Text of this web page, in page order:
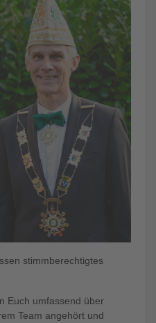
stimmberechtigtes
Euch umfassend über
Team angehört und